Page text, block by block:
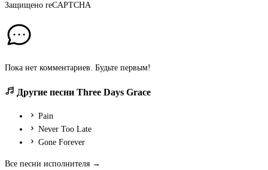
Защищено reCAPTCHA
Пока нет комментариев. Будьте первым!
Другие песни Three Days Grace
Pain
Never Too Late
Gone Forever
Все песни исполнителя →